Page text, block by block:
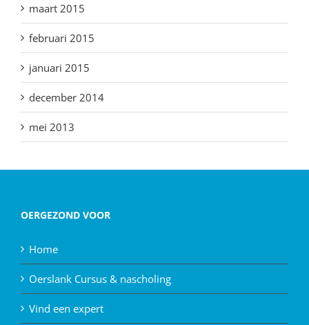
maart 2015
februari 2015
januari 2015
december 2014
mei 2013
OERGEZOND VOOR
Home
Oerslank Cursus & nascholing
Vind een expert